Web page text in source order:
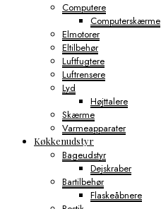
Computere
Computerskærme
Elmotorer
Eltilbehør
Luftfugtere
Luftrensere
Lyd
Højttalere
Skærme
Varmeapparater
Køkkenudstyr
Bageudstyr
Dejskraber
Bartilbehør
Flaskeåbnere